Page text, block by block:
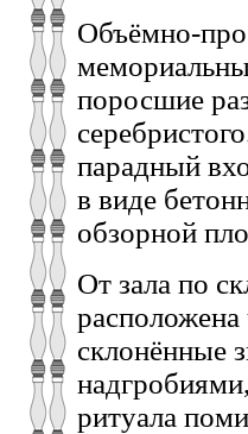
Объёмно-
поросшие
парадный
в виде
обзорной
От зала по
склонённые
ритуала